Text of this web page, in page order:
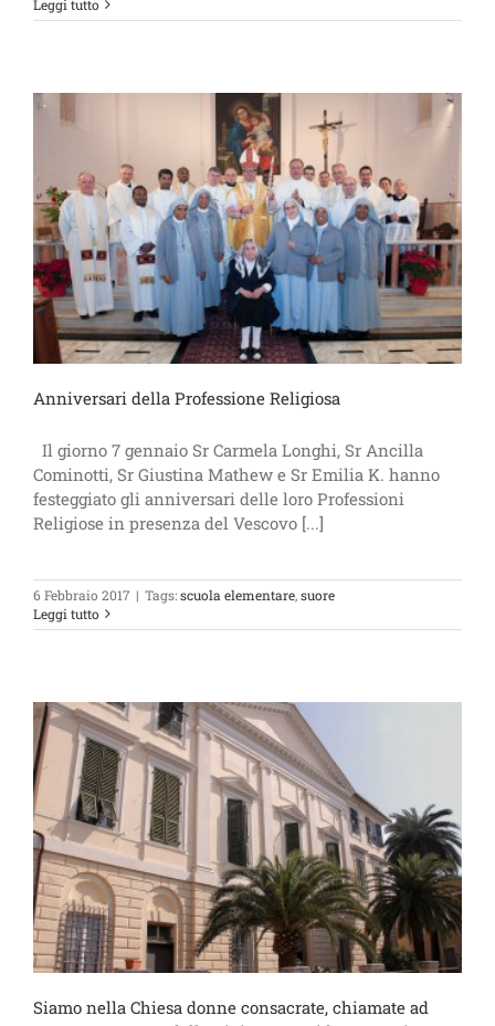
Leggi tutto
Anniversari della Professione Religiosa
Il giorno 7 gennaio Sr Carmela Longhi, Sr Ancilla
Cominotti, Sr Giustina Mathew e Sr Emilia K. hanno
festeggiato gli anniversari delle loro Professioni
Religiose in presenza del Vescovo [...]
6 Febbraio 2017 | Tags:scuola elementare,suore
Leggi tutto
Siamo nella Chiesa donne consacrate, chiamate ad